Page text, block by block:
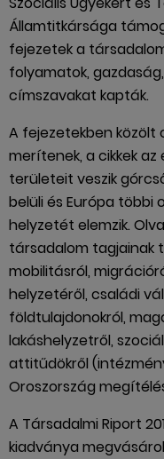
Államtitkársága
fejezetek a
folyamatok,
címszavakat kapták.
A fejezetekben közölt
merítenek, a cikkek
területeit veszik
belüli és Európa
helyzetét elemzik.
társadalom tagjainak
mobilitásról,
helyzetéről, családi
földtulajdonokról,
lakáshelyzetről,
attitűdökről
Oroszország
A Társadalmi Riport
kiadványa